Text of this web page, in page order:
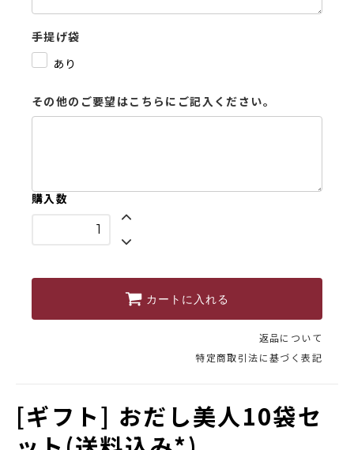
手提げ袋
あり
その他のご要望はこちらにご記入ください。
購入数
カートに入れる
返品について
特定商取引法に基づく表記
[ギフト] おだし美人10袋セ